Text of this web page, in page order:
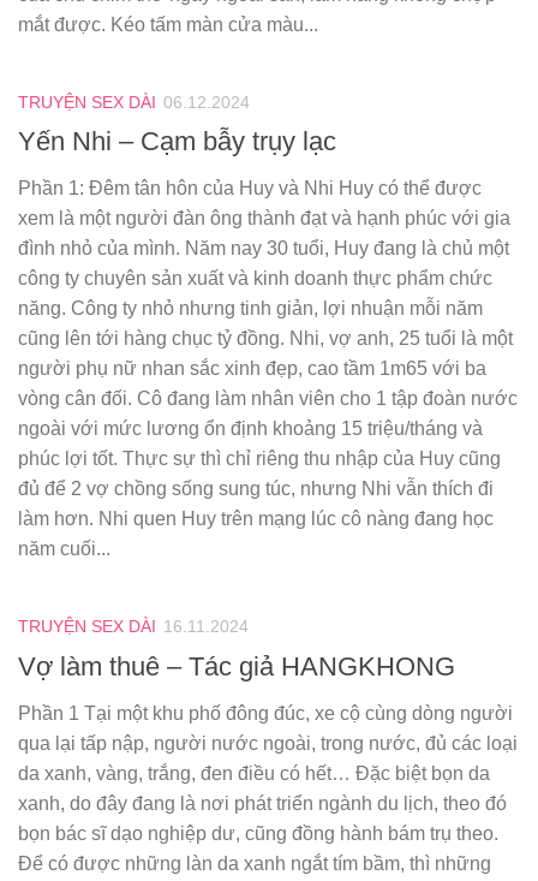
mắt được. Kéo tấm màn cửa màu...
TRUYỆN SEX DÀI 06.12.2024
Yến Nhi – Cạm bẫy trụy lạc
Phần 1: Đêm tân hôn của Huy và Nhi Huy có thể được
xem là một người đàn ông thành đạt và hạnh phúc với gia
đình nhỏ của mình. Năm nay 30 tuổi, Huy đang là chủ một
công ty chuyên sản xuất và kinh doanh thực phẩm chức
năng. Công ty nhỏ nhưng tinh giản, lợi nhuận mỗi năm
cũng lên tới hàng chục tỷ đồng. Nhi, vợ anh, 25 tuổi là một
người phụ nữ nhan sắc xinh đẹp, cao tầm 1m65 với ba
vòng cân đối. Cô đang làm nhân viên cho 1 tập đoàn nước
ngoài với mức lương ổn định khoảng 15 triệu/tháng và
phúc lợi tốt. Thực sự thì chỉ riêng thu nhập của Huy cũng
đủ để 2 vợ chồng sống sung túc, nhưng Nhi vẫn thích đi
làm hơn. Nhi quen Huy trên mạng lúc cô nàng đang học
năm cuối...
TRUYỆN SEX DÀI 16.11.2024
Vợ làm thuê – Tác giả HANGKHONG
Phần 1 Tại một khu phố đông đúc, xe cộ cùng dòng người
qua lại tấp nập, người nước ngoài, trong nước, đủ các loại
da xanh, vàng, trắng, đen điều có hết… Đặc biệt bọn da
xanh, do đây đang là nơi phát triển ngành du lịch, theo đó
bọn bác sĩ dạo nghiệp dư, cũng đồng hành bám trụ theo.
Để có được những làn da xanh ngắt tím bầm, thì những